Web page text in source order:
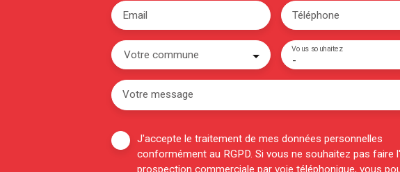
Email Téléphone
Votre commune -
Vous souhaitez
Votre message
J'accepte le traitement de mes données personnelles
conformément au RGPD. Si vous ne souhaitez pas faire
prospection commerciale par voie téléphonique, vous